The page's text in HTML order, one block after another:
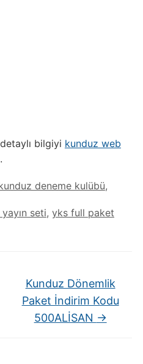
bilgiyi kunduz web
deneme kulübü,
seti, yks full paket
Kunduz Dönemlik
Paket İndirim Kodu
500ALİSAN →